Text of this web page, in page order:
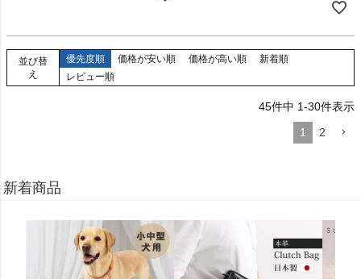
並び替
え
優先度順 価格が安い順 価格が高い順
新着順
レビュー順
45件中 1-30件表示
1
2
新着商品